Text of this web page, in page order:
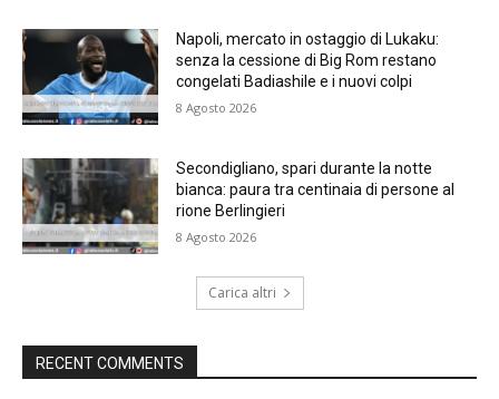
Napoli, mercato in ostaggio di Lukaku:
senza la cessione di Big Rom restano
congelati Badiashile e i nuovi colpi
8 Agosto 2026
Secondigliano, spari durante la notte
bianca: paura tra centinaia di persone al
rione Berlingieri
8 Agosto 2026
Carica altri
RECENT COMMENTS